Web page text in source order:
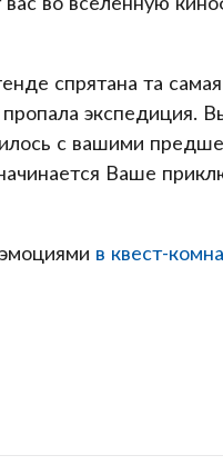
спрятана та
экспедиция.
с вашими
Ваше
в квест-